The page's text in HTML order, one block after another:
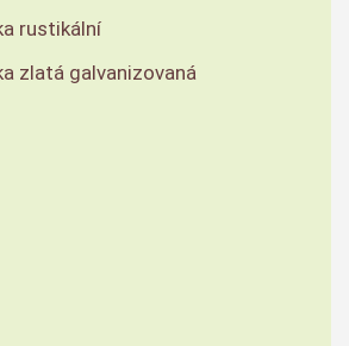
rustikální
zlatá galvanizovaná